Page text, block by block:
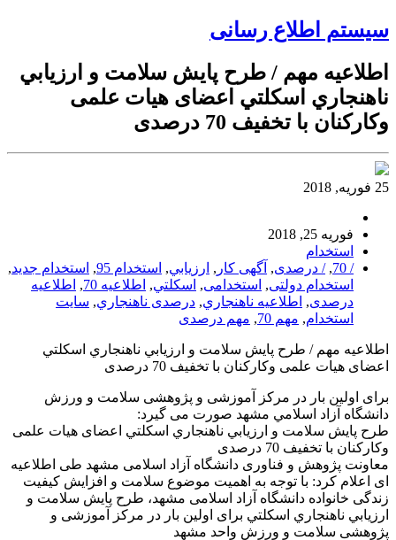
سیستم اطلاع رسانی
اطلاعیه مهم / طرح پايش سلامت و ارزيابي
ناهنجاري اسكلتي اعضای هیات علمی
وكاركنان با تخفیف 70 درصدی
25 فوریه, 2018
فوریه 25, 2018
استخدام
/ 70
,/ درصدی, آگهی کار , ارزيابي, استخدام 95 , استخدام جدید,
استخدام دولتی, استخدامی, اسكلتي, اطلاعیه 70 , اطلاعیه
درصدی, اطلاعیه ناهنجاري, درصدی ناهنجاري, سایت
استخدام, مهم 70 , مهم درصدی
اطلاعیه مهم / طرح پايش سلامت و ارزيابي ناهنجاري اسكلتي
اعضای هیات علمی وكاركنان با تخفیف 70 درصدی
برای اولین بار در مرکز آموزشی و پژوهشی سلامت و ورزش
دانشگاه آزاد اسلامي مشهد صورت می گیرد:
طرح پايش سلامت و ارزيابي ناهنجاري اسكلتي اعضای هیات علمی
وكاركنان با تخفیف 70 درصدی
معاونت پژوهش و فناوری دانشگاه آزاد اسلامی مشهد طی اطلاعیه
ای اعلام کرد: با توجه به اهمیت موضوع سلامت و افزایش کیفیت
زندگی خانواده دانشگاه آزاد اسلامی مشهد، طرح پايش سلامت و
ارزيابي ناهنجاري اسكلتي برای اولین بار در مرکز آموزشی و
پژوهشی سلامت و ورزش واحد مشهد